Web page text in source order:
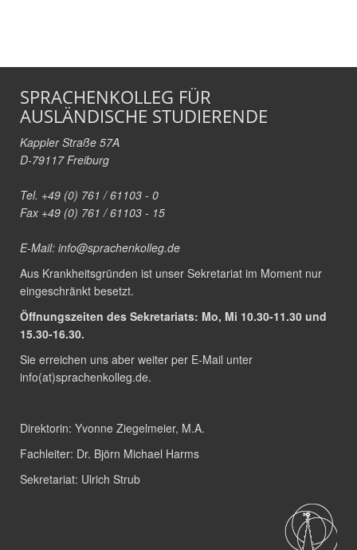
SPRACHENKOLLEG FÜR
AUSLÄNDISCHE STUDIERENDE
Kappler Straße 57A
D-79117 Freiburg
Tel. +49 (0) 761 / 61103 - 0
Fax +49 (0) 761 / 61103 - 15
E-Mail: info@sprachenkolleg.de
Aus Krankheitsgründen ist unser Sekretariat im Moment nur
eingeschränkt besetzt.
Öffnungszeiten des Sekretariats: Mo, Mi 10.30-11.30 und
15.30-16.30.
Sie erreichen uns aber weiter per E-Mail unter
info(at)sprachenkolleg.de.
Direktorin: Yvonne Ziegelmeier, M.A.
Fachleiter: Dr. Björn Michael Harms
Sekretariat: Ulrich Strub